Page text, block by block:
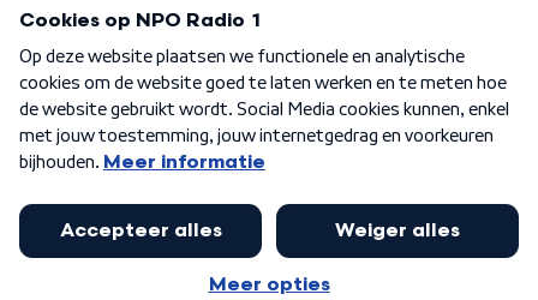
Algemene voorwaarden Privacybeleid